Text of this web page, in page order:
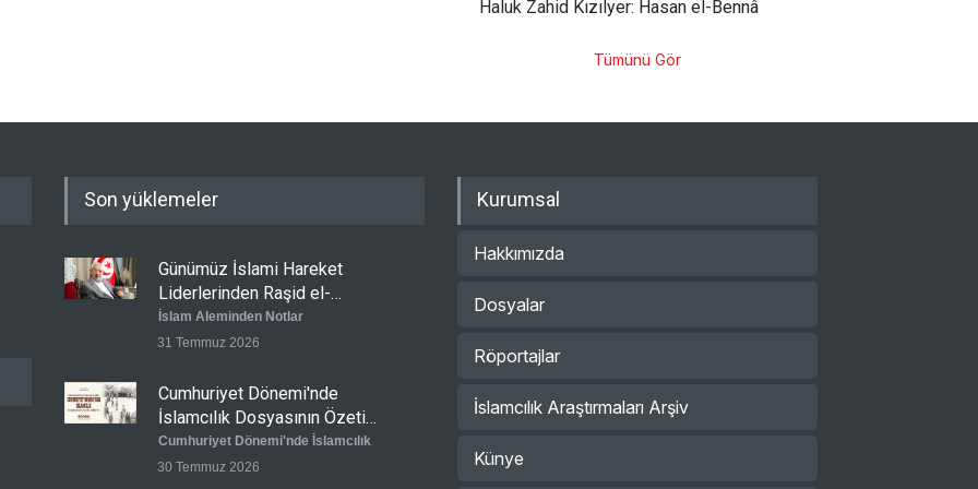
Haluk Zahid Kızılyer: Hasan el-Bennâ
Tümünü Gör
Son yüklemeler
Günümüz İslami Hareket
Liderlerinden Raşid el-
Gannuşi’ye Seküler Faşizmin
Zindanlarında Ağır Tecrit
İslam Aleminden Notlar
31 Temmuz 2026
Cumhuriyet Dönemi'nde
İslamcılık Dosyasının Özeti
Sizlerle!
Cumhuriyet Dönemi'nde İslamcılık
30 Temmuz 2026
Kurumsal
Hakkımızda
Dosyalar
Röportajlar
İslamcılık Araştırmaları Arşiv
Künye